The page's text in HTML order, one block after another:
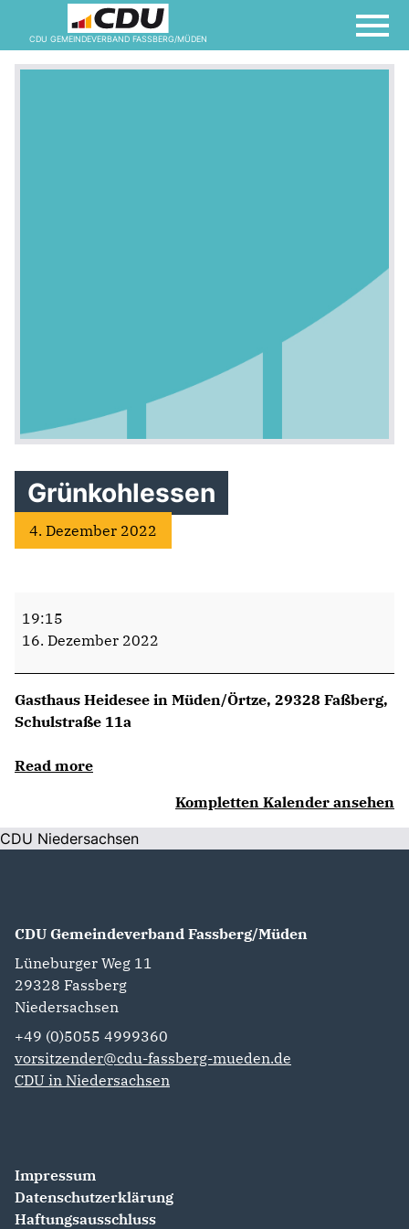
CDU GEMEINDEVERBAND FASSBERG/MÜDEN
Grünkohlessen
4. Dezember 2022
19:15
16. Dezember 2022
Gasthaus Heidesee in Müden/Örtze, 29328 Faßberg,
Schulstraße 11a
Read more
Kompletten Kalender ansehen
CDU Niedersachsen
CDU Gemeindeverband Fassberg/Müden
Lüneburger Weg 11
29328 Fassberg
Niedersachsen
+49 (0)5055 4999360
vorsitzender@cdu-fassberg-mueden.de
CDU in Niedersachsen
Impressum
Datenschutzerklärung
Haftungsausschluss